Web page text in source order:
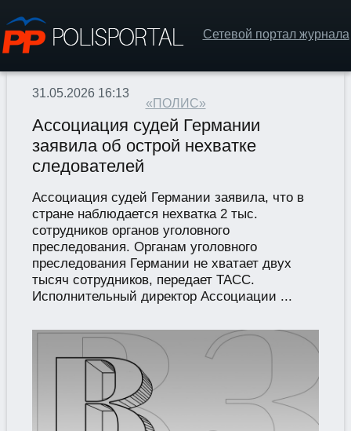
Сетевой портал журнала
«ПОЛИС»
31.05.2026 16:13
Ассоциация судей Германии
заявила об острой нехватке
следователей
Ассоциация судей Германии заявила, что в
стране наблюдается нехватка 2 тыс.
сотрудников органов уголовного
преследования. Органам уголовного
преследования Германии не хватает двух
тысяч сотрудников, передает ТАСС.
Исполнительный директор Ассоциации ...